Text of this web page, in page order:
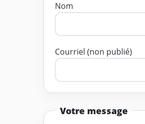
Nom
Courriel (non publié)
Votre message